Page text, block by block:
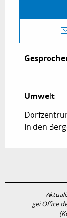
Umwelt
Umwelt
In den
gei Office